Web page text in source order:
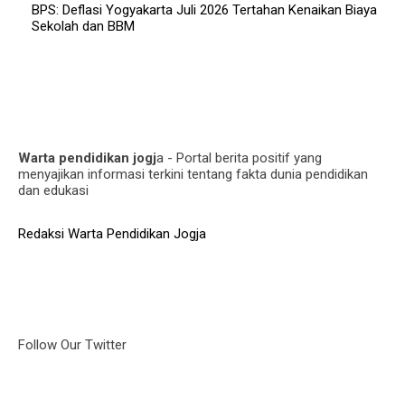
BPS: Deflasi Yogyakarta Juli 2026 Tertahan Kenaikan Biaya
Sekolah dan BBM
Warta pendidikan jogja - Portal berita positif yang
menyajikan informasi terkini tentang fakta dunia pendidikan
dan edukasi
Redaksi Warta Pendidikan Jogja
Follow Our Twitter